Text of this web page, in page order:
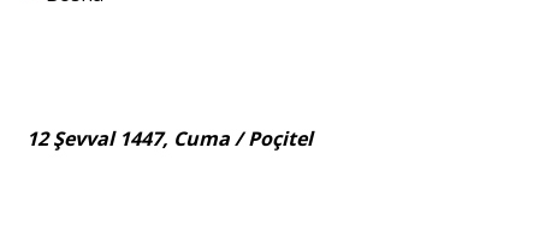
12 Şevval 1447, Cuma / Poçitel